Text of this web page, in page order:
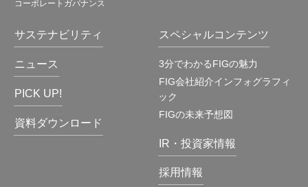
コーポレートガバナンス
サステナビリティ
ニュース
PICK UP!
資料ダウンロード
スペシャルコンテンツ
3分でわかるFIGの魅力
FIG会社紹介インフォグラフィ
ック
FIGの未来予想図
IR・投資家情報
採用情報